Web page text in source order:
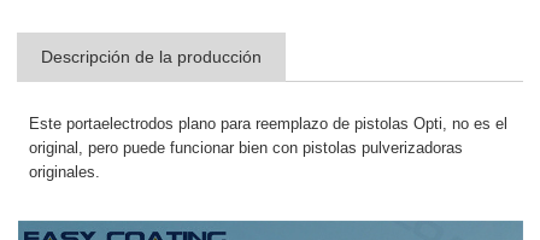
Descripción de la producción
Este portaelectrodos plano para reemplazo de pistolas Opti, no es el
original, pero puede funcionar bien con pistolas pulverizadoras
originales.